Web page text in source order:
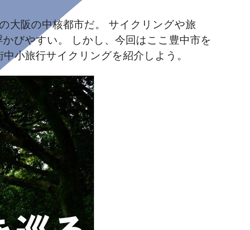
大阪の中核都市だ。 サイクリングや旅
びやすい。 しかし、今回はここ豊中市を
小旅行サイクリングを紹介しよう。